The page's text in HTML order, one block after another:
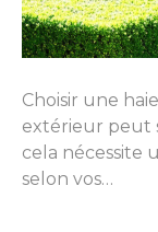
Choisir une
extérieur peut
cela nécessite
selon vos…